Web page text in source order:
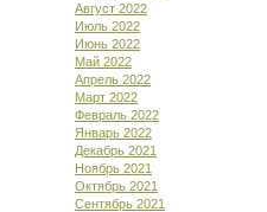
Август 2022
Июль 2022
Июнь 2022
Май 2022
Апрель 2022
Март 2022
Февраль 2022
Январь 2022
Декабрь 2021
Ноябрь 2021
Октябрь 2021
Сентябрь 2021